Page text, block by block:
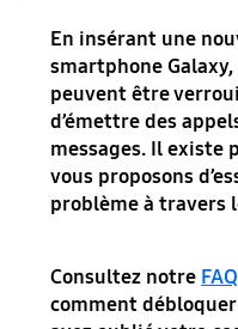
En insérant une
smartphone
peuvent être
d’émettre des
messages. Il existe
vous proposons
problème à travers
Consultez notre
comment